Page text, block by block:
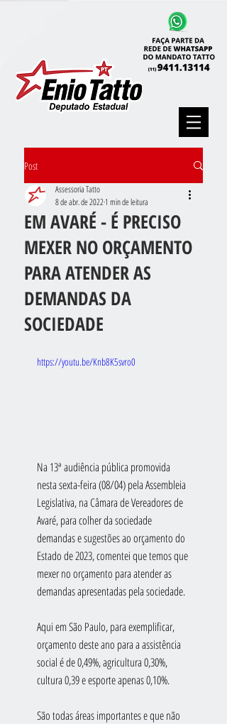
Post
EM AVARÉ - É PRECISO
MEXER NO ORÇAMENTO
PARA ATENDER AS
DEMANDAS DA
SOCIEDADE
Assessoria Tatto
8 de abr. de 20221 min de leitura
https://youtu.be/Knb8K5svro0
Na 13ª audiência pública promovida
nesta sexta-feira (08/04) pela Assembleia
Legislativa, na Câmara de Vereadores de
Avaré, para colher da sociedade
demandas e sugestões ao orçamento do
Estado de 2023, comentei que temos que
mexer no orçamento para atender as
demandas apresentadas pela sociedade.
Aqui em São Paulo, para exemplificar,
orçamento deste ano para a assistência
social é de 0,49%, agricultura 0,30%,
cultura 0,39 e esporte apenas 0,10%.
São todas áreas importantes e que não